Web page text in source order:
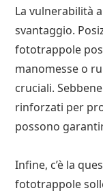
La vulnerabilità
svantaggio.
fototrappole
manomesse o
cruciali.
rinforzati per
possono
Infine, c’è la
fototrappole